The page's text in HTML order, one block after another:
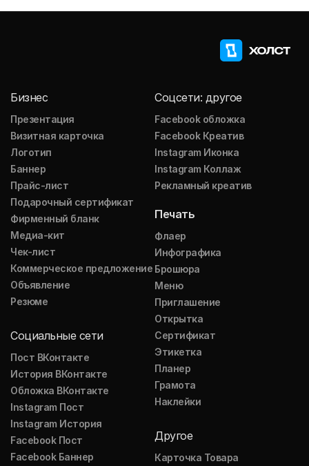
Бизнес
Презентация
Визитная карточка
Логотип
Баннер
Прайс-лист
Подарочный сертификат
Фирменный бланк
Медиа-кит
Чек-лист
Коммерческое предложение
Объявление
Резюме
Социальные сети
Пост ВКонтакте
История ВКонтакте
Обложка ВКонтакте
Instagram Пост
Instagram История
Facebook Пост
Facebook Баннер
Соцсети: другое
Facebook обложка
Facebook Креатив
Instagram Иконка
Instagram Коллаж
Рекламный креатив
Печать
Флаер
Инфографика
Брошюра
Меню
Приглашение
Открытка
Сертификат
Этикетка
Планер
Грамота
Наклейки
Другое
Карточка Товара